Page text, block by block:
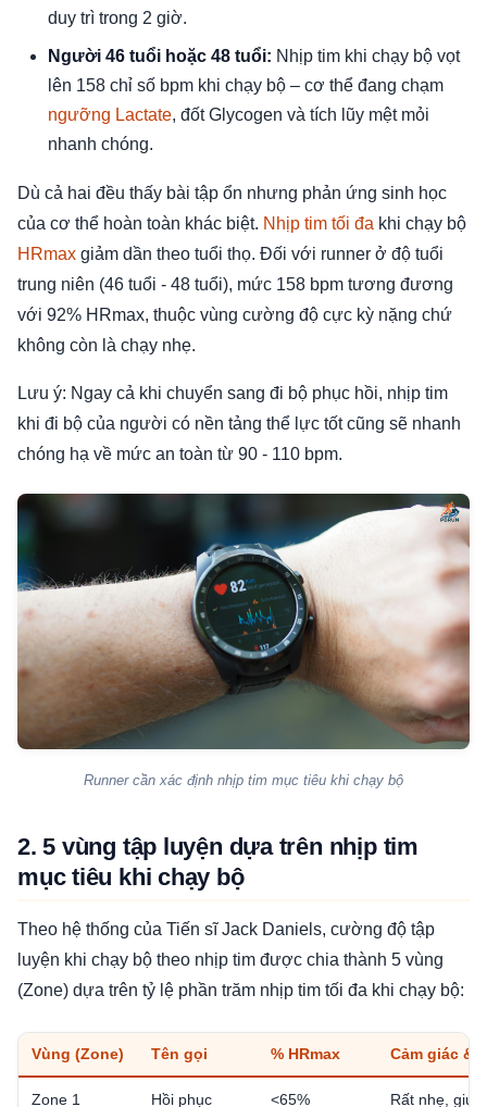
duy trì trong 2 giờ.
Người 46 tuổi hoặc 48 tuổi: Nhịp tim khi chạy bộ vọt
lên 158 chỉ số bpm khi chạy bộ – cơ thể đang chạm
ngưỡng Lactate, đốt Glycogen và tích lũy mệt mỏi
nhanh chóng.
Dù cả hai đều thấy bài tập ổn nhưng phản ứng sinh học
của cơ thể hoàn toàn khác biệt. Nhịp tim tối đa khi chạy bộ
HRmax giảm dần theo tuổi thọ. Đối với runner ở độ tuổi
trung niên (46 tuổi - 48 tuổi), mức 158 bpm tương đương
với 92% HRmax, thuộc vùng cường độ cực kỳ nặng chứ
không còn là chạy nhẹ.
Lưu ý: Ngay cả khi chuyển sang đi bộ phục hồi, nhịp tim
khi đi bộ của người có nền tảng thể lực tốt cũng sẽ nhanh
chóng hạ về mức an toàn từ 90 - 110 bpm.
Runner cần xác định nhịp tim mục tiêu khi chạy bộ
2. 5 vùng tập luyện dựa trên nhịp tim
mục tiêu khi chạy bộ
Theo hệ thống của Tiến sĩ Jack Daniels, cường độ tập
luyện khi chạy bộ theo nhịp tim được chia thành 5 vùng
(Zone) dựa trên tỷ lệ phần trăm nhịp tim tối đa khi chạy bộ:
Vùng (Zone) Tên gọi % HRmax​ Cảm giác &
Zone 1 Hồi phục <65% Rất nhẹ, giúp